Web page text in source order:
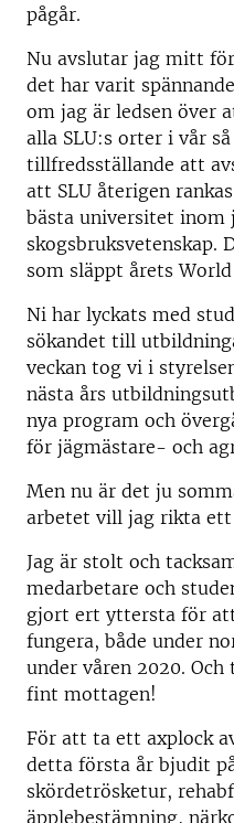
pågår.
Nu avslutar jag mitt
det har varit
om jag är ledsen över
alla SLU:s orter i vår
tillfredsställande att
att SLU återigen
bästa universitet inom
skogsbruksvetenskap.
som släppt årets
Ni har lyckats med
sökandet till
veckan tog vi i
nästa års
nya program och
för jägmästare- och
Men nu är det ju
arbetet vill jag rikta
Jag är stolt och
medarbetare och
gjort ert yttersta för
fungera, både under
under våren 2020.
fint mottagen!
För att ta ett axplock
detta första år bjudit
skördetrösketur,
äpplebestämning,